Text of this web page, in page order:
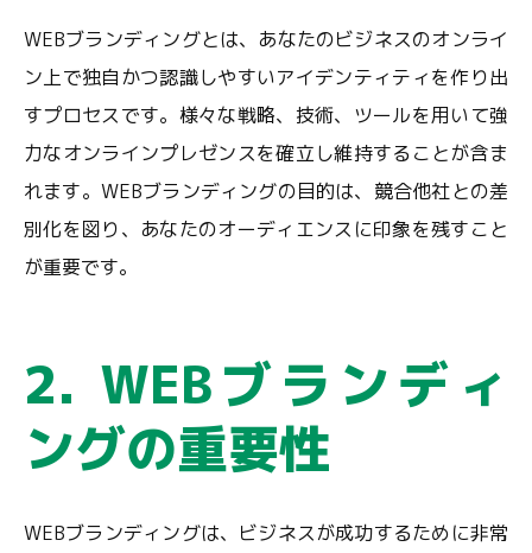
WEBブランディングとは、あなたのビジネスのオンライ
ン上で独自かつ認識しやすいアイデンティティを作り出
すプロセスです。様々な戦略、技術、ツールを用いて強
力なオンラインプレゼンスを確立し維持することが含ま
れます。WEBブランディングの目的は、競合他社との差
別化を図り、あなたのオーディエンスに印象を残すこと
が重要です。
2. WEBブランディ
ングの重要性
WEBブランディングは、ビジネスが成功するために非常